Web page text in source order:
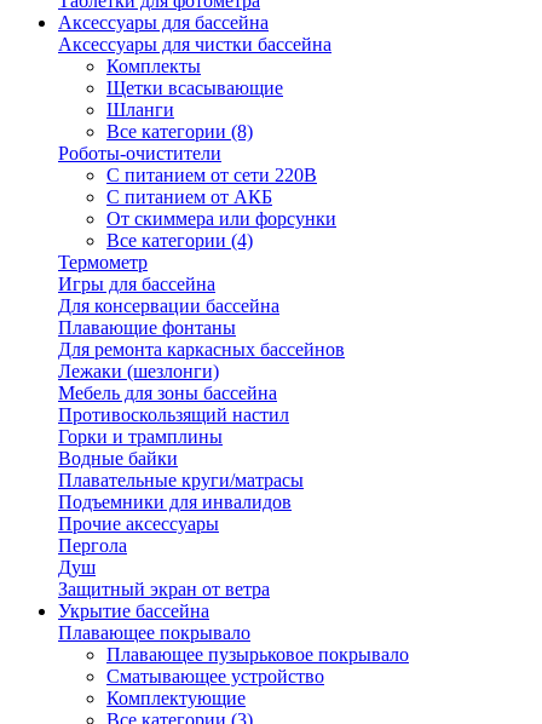
Аксессуары для бассейна
Аксессуары для чистки бассейна
Комплекты
Щетки всасывающие
Шланги
Все категории (8)
Роботы-очистители
С питанием от сети 220В
С питанием от АКБ
От скиммера или форсунки
Все категории (4)
Термометр
Игры для бассейна
Для консервации бассейна
Плавающие фонтаны
Для ремонта каркасных бассейнов
Лежаки (шезлонги)
Мебель для зоны бассейна
Противоскользящий настил
Горки и трамплины
Водные байки
Плавательные круги/матрасы
Подъемники для инвалидов
Прочие аксессуары
Пергола
Душ
Защитный экран от ветра
Укрытие бассейна
Плавающее покрывало
Плавающее пузырьковое покрывало
Сматывающее устройство
Комплектующие
Все категории (3)